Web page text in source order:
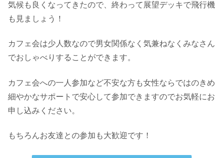
気候も良くなってきたので、終わって展望デッキで飛行機
も見ましょう！
カフェ会は少人数なので男女関係なく気兼ねなくみなさん
でおしゃべりすることができます。
カフェ会への一人参加など不安な方も女性ならではのきめ
細やかなサポートで安心して参加できますのでお気軽にお
申し込みください。
もちろんお友達との参加も大歓迎です！